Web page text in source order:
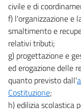
23 quinquies
23 sexies
23 septies
23 octies
23 novies
23 decies
23 undecies
civile e di
f) l'organizzazione e
smaltimento e
relativi tributi;
g) progettazione e
ed erogazione delle
quanto previsto dall'
Costituzione;
h) edilizia scolastica